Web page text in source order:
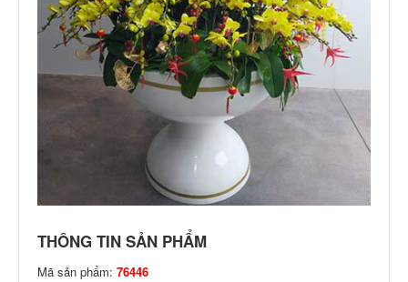
THÔNG TIN SẢN PHẨM
Mã sản phẩm: 76446